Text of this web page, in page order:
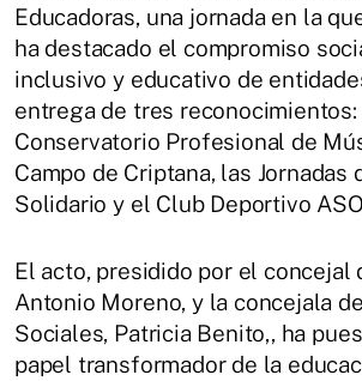
Educadoras, una jornada en la
ha destacado el compromiso
inclusivo y educativo de
entrega de tres reconocimientos:
Conservatorio Profesional de
Campo de Criptana, las Jornadas
Solidario y el Club Deportivo
El acto, presidido por el concejal
Antonio Moreno, y la concejala
Sociales, Patricia Benito,, ha
papel transformador de la